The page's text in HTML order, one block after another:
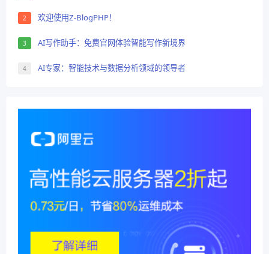
2 欢迎使用Z-BlogPHP！
3 AI写作助手：免费官网体验智能写作新境界
4 AI专家：智能技术与数据分析领域的领导者